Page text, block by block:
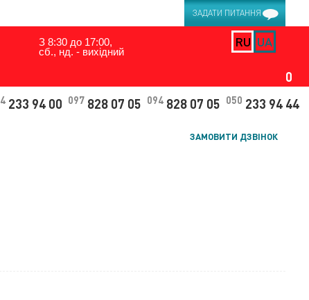
ЗАДАТИ ПИТАННЯ
RU UA
З 8:30 до 17:00,
сб., нд. - вихідний
0
233 94 00 097 828 07 05 094 828 07 05 050 233 94 44
ЗАМОВИТИ ДЗВІНОК